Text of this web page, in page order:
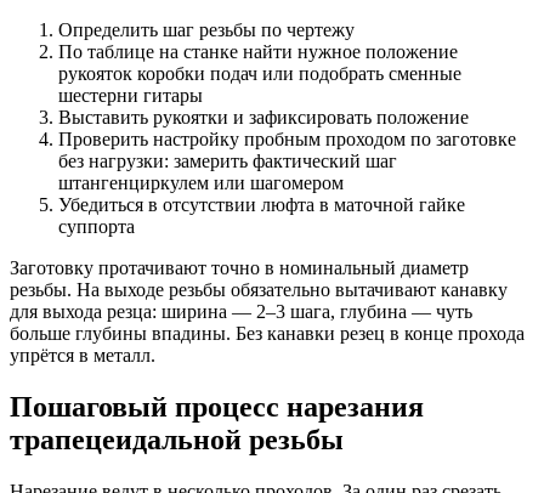
Определить шаг резьбы по чертежу
По таблице на станке найти нужное положение
рукояток коробки подач или подобрать сменные
шестерни гитары
Выставить рукоятки и зафиксировать положение
Проверить настройку пробным проходом по заготовке
без нагрузки: замерить фактический шаг
штангенциркулем или шагомером
Убедиться в отсутствии люфта в маточной гайке
суппорта
Заготовку протачивают точно в номинальный диаметр
резьбы. На выходе резьбы обязательно вытачивают канавку
для выхода резца: ширина — 2–3 шага, глубина — чуть
больше глубины впадины. Без канавки резец в конце прохода
упрётся в металл.
Пошаговый процесс нарезания
трапецеидальной резьбы